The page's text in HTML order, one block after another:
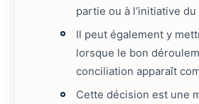
partie ou à l’initiative
Il peut également y
lorsque le bon
conciliation apparaît
Cette décision est une